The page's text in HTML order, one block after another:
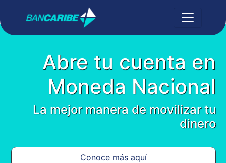
Abre tu cuenta en
Moneda Nacional
La mejor manera de movilizar tu
dinero
Conoce más aquí